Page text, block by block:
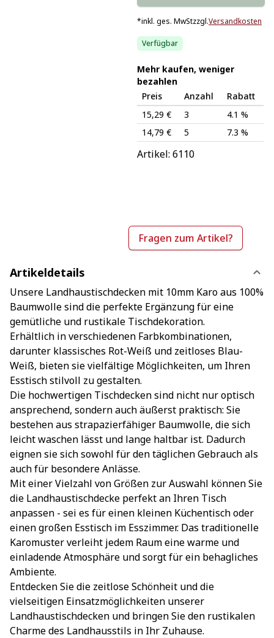
*inkl. ges. MwStzzgl.Versandkosten
Verfügbar
Mehr kaufen, weniger
bezahlen
Preis
Anzahl
Rabatt
15,29 €
3
4.1 %
14,79 €
5 7.3 %
Artikel: 6110
Fragen zum Artikel?
Artikeldetails
Unsere Landhaustischdecken mit 10mm Karo aus 100%
Baumwolle sind die perfekte Ergänzung für eine
gemütliche und rustikale Tischdekoration.
Erhältlich in verschiedenen Farbkombinationen,
darunter klassisches Rot-Weiß und zeitloses Blau-
Weiß, bieten sie vielfältige Möglichkeiten, um Ihren
Esstisch stilvoll zu gestalten.
Die hochwertigen Tischdecken sind nicht nur optisch
ansprechend, sondern auch äußerst praktisch: Sie
bestehen aus strapazierfähiger Baumwolle, die sich
leicht waschen lässt und lange haltbar ist. Dadurch
eignen sie sich sowohl für den täglichen Gebrauch als
auch für besondere Anlässe.
Mit einer Vielzahl von Größen zur Auswahl können Sie
die Landhaustischdecke perfekt an Ihren Tisch
anpassen - sei es für einen kleinen Küchentisch oder
einen großen Esstisch im Esszimmer. Das traditionelle
Karomuster verleiht jedem Raum eine warme und
einladende Atmosphäre und sorgt für ein behagliches
Ambiente.
Entdecken Sie die zeitlose Schönheit und die
vielseitigen Einsatzmöglichkeiten unserer
Landhaustischdecken und bringen Sie den rustikalen
Charme des Landhausstils in Ihr Zuhause.